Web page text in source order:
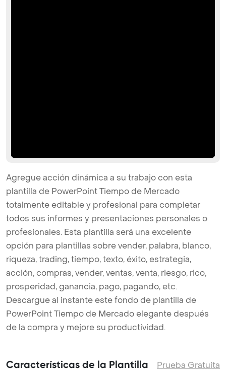
Agregue acción dinámica a su trabajo con esta
plantilla de PowerPoint Tiempo de Mercado
totalmente editable y profesional para completar
todos sus informes y presentaciones personales o
profesionales. Esta plantilla será una excelente
opción para plantillas sobre vender, palabra, blanco,
riqueza, trading, tiempo, texto, éxito, estrategia,
acción, compras, vender, ventas, venta, riesgo, rico,
prosperidad, ganancia, pago, pagando, etc.
Descargue al instante este fondo de plantilla de
PowerPoint Tiempo de Mercado elegante después
de la compra y mejore su productividad.
Características de la Plantilla Prueba Gratuita